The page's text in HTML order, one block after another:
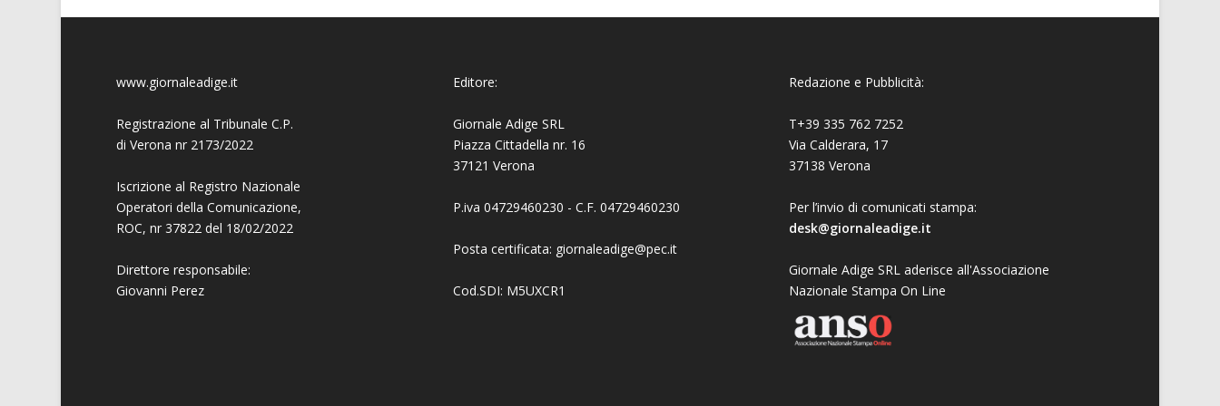
www.giornaleadige.it
Registrazione al Tribunale C.P.
di Verona nr 2173/2022
Iscrizione al Registro Nazionale
Operatori della Comunicazione,
ROC, nr 37822 del 18/02/2022
Direttore responsabile:
Giovanni Perez
Editore:
Giornale Adige SRL
Piazza Cittadella nr. 16
37121 Verona
P.iva 04729460230 - C.F. 04729460230
Posta certificata: giornaleadige@pec.it
Cod.SDI: M5UXCR1
Redazione e Pubblicità:
T+39 335 762 7252
Via Calderara, 17
37138 Verona
Per l’invio di comunicati stampa:
desk@giornaleadige.it
Giornale Adige SRL aderisce all'Associazione
Nazionale Stampa On Line